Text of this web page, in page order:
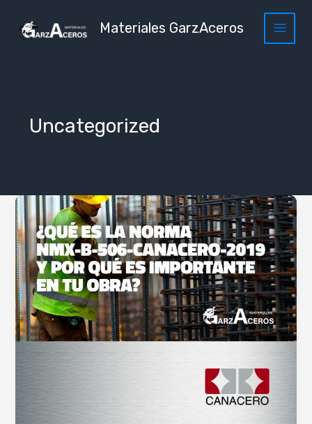
contenido
Materiales GarzAceros
Uncategorized
¿Qué
es
la
norma
NMX-
B-
506-
CANACERO-
2019
qué
es
importante